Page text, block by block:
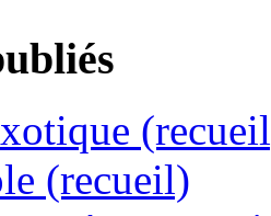
(recueil)